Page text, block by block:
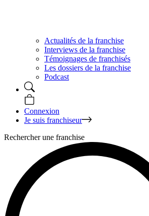
Actualités de la franchise
Interviews de la franchise
Témoignages de franchisés
Les dossiers de la franchise
Podcast
Connexion
Je suis franchiseur
Rechercher une franchise